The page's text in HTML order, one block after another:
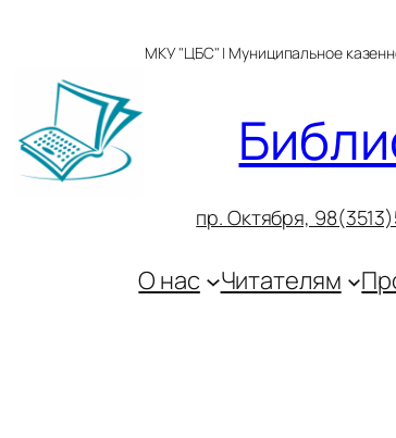
МКУ "ЦБС" | Муниципальное
пр. Октября, 9
О нас Читателям